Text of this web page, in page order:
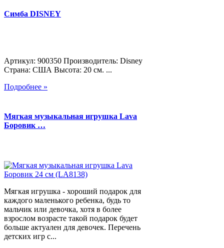
Симба DISNEY
Артикул: 900350 Производитель: Disney
Страна: США Высота: 20 см. ...
Подробнее »
Мягкая музыкальная игрушка Lava
Боровик …
Мягкая игрушка - хороший подарок для
каждого маленького ребенка, будь то
мальчик или девочка, хотя в более
взрослом возрасте такой подарок будет
больше актуален для девочек. Перечень
детских игр с...